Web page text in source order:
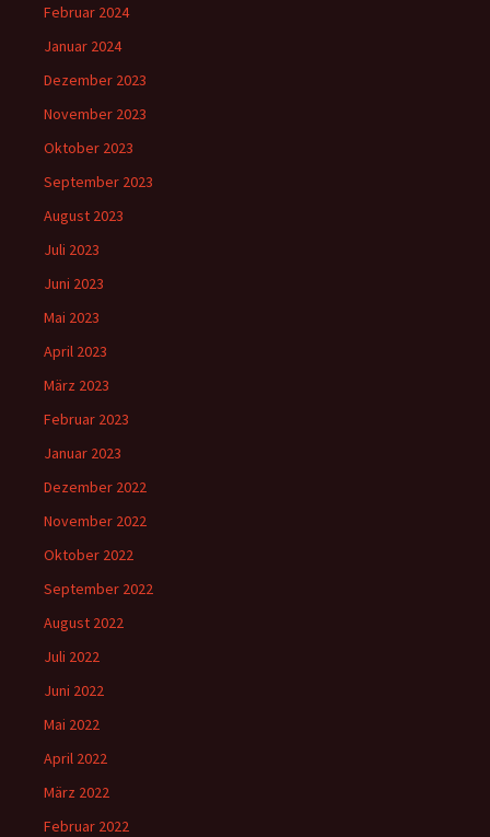
Februar 2024
Januar 2024
Dezember 2023
November 2023
Oktober 2023
September 2023
August 2023
Juli 2023
Juni 2023
Mai 2023
April 2023
März 2023
Februar 2023
Januar 2023
Dezember 2022
November 2022
Oktober 2022
September 2022
August 2022
Juli 2022
Juni 2022
Mai 2022
April 2022
März 2022
Februar 2022